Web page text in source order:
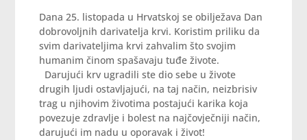
Dana 25. listopada u Hrvatskoj se obilježava Dan
dobrovoljnih darivatelja krvi. Koristim priliku da
svim darivateljima krvi zahvalim što svojim
humanim činom spašavaju tuđe živote.
Darujući krv ugradili ste dio sebe u živote
drugih ljudi ostavljajući, na taj način, neizbrisiv
trag u njihovim životima postajući karika koja
povezuje zdravlje i bolest na najčovječniji način,
darujući im nadu u oporavak i život!